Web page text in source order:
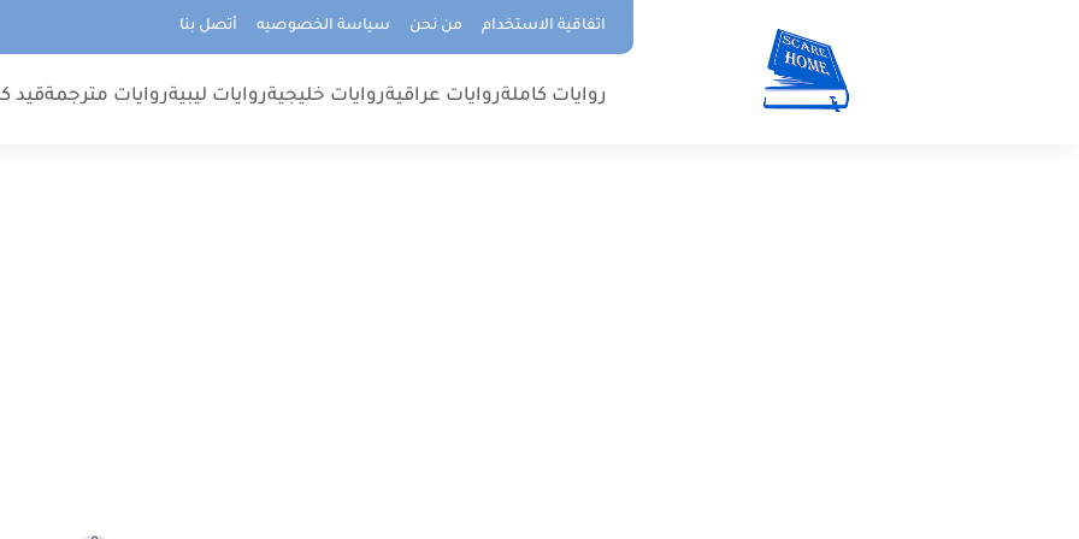
اتفاقية الاستخدام من نحن سياسة الخصوصيه أتصل بنا
روايات كاملةروايات عراقيةروايات خليجيةروايات ليبيةروايات مترجمةقيد